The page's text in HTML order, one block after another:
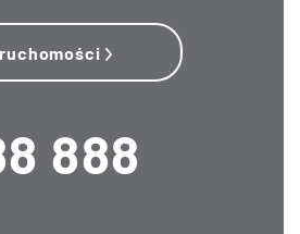
888